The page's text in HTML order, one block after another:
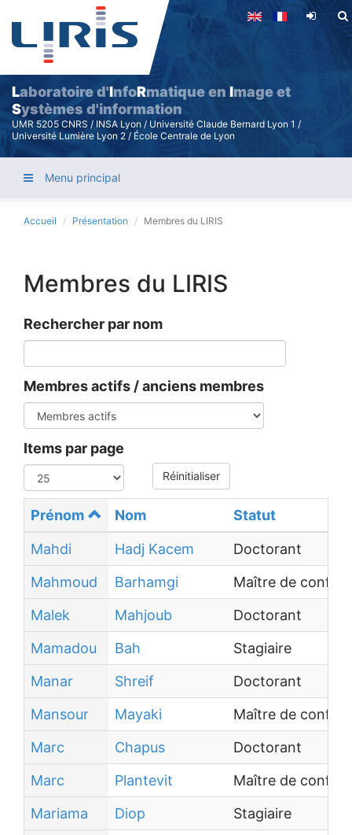
Aller
principal
Laboratoire d'InfoRmatique en Image et
Systèmes d'information
UMR 5205 CNRS / INSA Lyon / Université Claude Bernard Lyon 1 /
Université Lumière Lyon 2 / École Centrale de Lyon
Menu principal
Accueil Présentation Membres du LIRIS
Membres du LIRIS
Rechercher par nom
Membres actifs / anciens membres
Items par page
Réinitialiser
Prénom Nom Statut
Mahdi Hadj Kacem
Doctorant
Mahmoud
Barhamgi
Maître de
Malek
Mahjoub
Doctorant
Mamadou
Bah
Stagiaire
Manar
Shreif
Doctorant
Mansour
Mayaki
Maître de
Marc
Chapus
Doctorant
Marc
Plantevit
Maître de
Mariama
Diop
Stagiaire